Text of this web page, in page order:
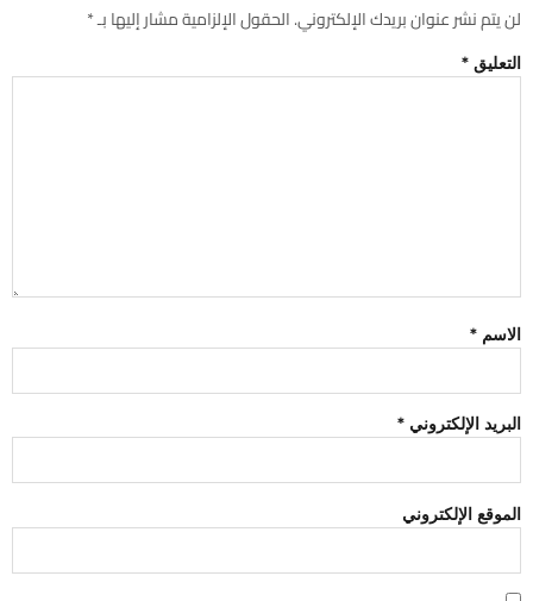
لن يتم نشر عنوان بريدك الإلكتروني.الحقول الإلزامية مشار إليها بـ*
التعليق *
الاسم *
البريد الإلكتروني *
الموقع الإلكتروني